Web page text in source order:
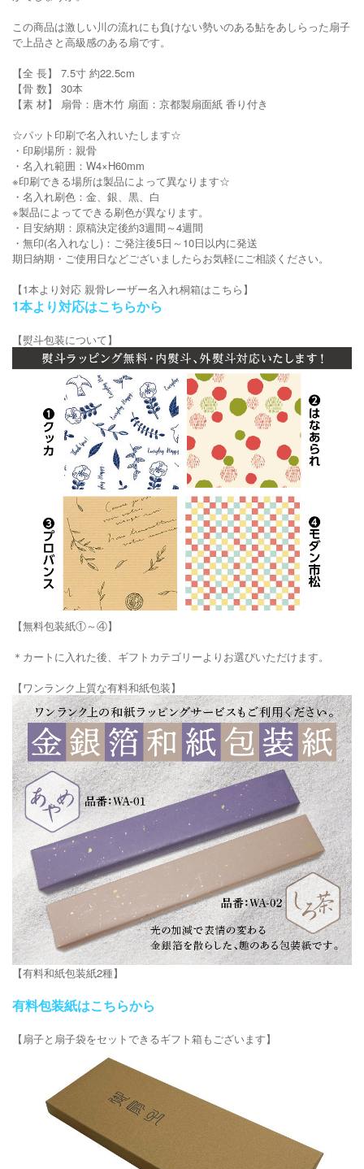
この商品は激しい川の流れにも負けない勢いのある鮎をあしらった扇子
で上品さと高級感のある扇です。
【全 長】 7.5寸 約22.5cm
【骨 数】 30本
【素 材】 扇骨：唐木竹 扇面：京都製扇面紙 香り付き
☆パット印刷で名入れいたします☆
・印刷場所：親骨
・名入れ範囲：W4×H60mm
※印刷できる場所は製品によって異なります☆
・名入れ刷色：金、銀、黒、白
※製品によってできる刷色が異なります。
・目安納期：原稿決定後約3週間～4週間
・無印(名入れなし)：ご発注後5日～10日以内に発送
期日納期・ご使用日などございましたらお気軽にご相談ください。
【1本より対応 親骨レーザー名入れ桐箱はこちら】
1本より対応はこちらから
【熨斗包装について】
【無料包装紙①～④】
＊カートに入れた後、ギフトカテゴリーよりお選びいただけます。
【ワンランク上質な有料和紙包装】
【有料和紙包装紙2種】
有料包装紙はこちらから
【扇子と扇子袋をセットできるギフト箱もございます】